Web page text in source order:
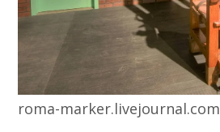
roma-marker.livejournal.com